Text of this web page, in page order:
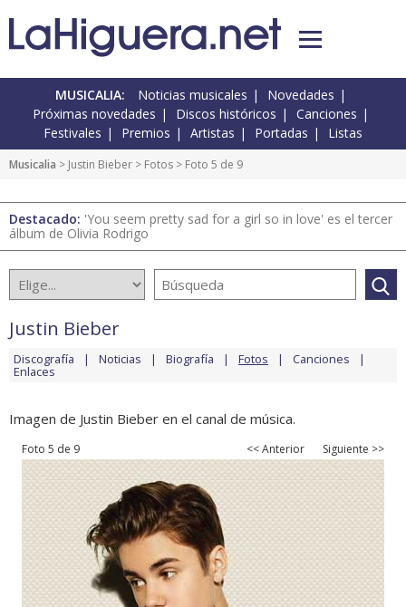
MUSICALIA: Noticias musicales
Novedades
Próximas novedades
Discos históricos
Canciones
Festivales
Premios Artistas Portadas Listas
Musicalia > Justin Bieber > Fotos > Foto 5 de 9
Destacado: 'You seem pretty sad for a girl so in love' es el tercer
álbum de Olivia Rodrigo
Justin Bieber
Discografía Noticias Biografía Fotos Canciones
Enlaces
Imagen de Justin Bieber en el canal de música.
Foto 5 de 9 << Anterior Siguiente >>